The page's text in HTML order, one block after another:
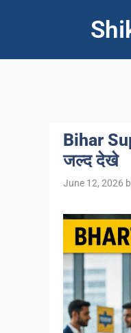
Bihar
जल्द देखे
June 12, 2026